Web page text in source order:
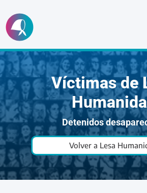
Ir
al
contenido
Víctimas de
Detenidos
Volver a Lesa